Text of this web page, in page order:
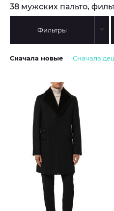
38 мужских пальто,
Фильтры
Сначала новые Сначала